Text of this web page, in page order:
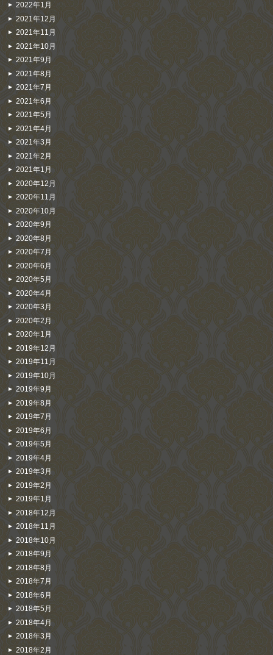
2022年1月
2021年12月
2021年11月
2021年10月
2021年9月
2021年8月
2021年7月
2021年6月
2021年5月
2021年4月
2021年3月
2021年2月
2021年1月
2020年12月
2020年11月
2020年10月
2020年9月
2020年8月
2020年7月
2020年6月
2020年5月
2020年4月
2020年3月
2020年2月
2020年1月
2019年12月
2019年11月
2019年10月
2019年9月
2019年8月
2019年7月
2019年6月
2019年5月
2019年4月
2019年3月
2019年2月
2019年1月
2018年12月
2018年11月
2018年10月
2018年9月
2018年8月
2018年7月
2018年6月
2018年5月
2018年4月
2018年3月
2018年2月